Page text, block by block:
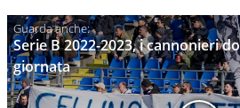
Serie B 2022-2023, i cannonieri
giornata